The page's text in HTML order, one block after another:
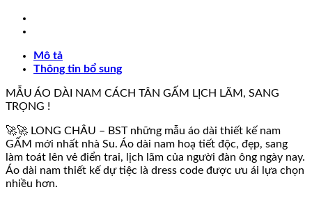
số
lượng
Mô tả
Thông tin bổ sung
MẪU ÁO DÀI NAM CÁCH TÂN GẤM LỊCH LÃM, SANG
TRỌNG !
🚀🚀 LONG CHÂU – BST những mẫu áo dài thiết kế nam
GẤM mới nhất nhà Su. Áo dài nam hoạ tiết độc, đẹp, sang
làm toát lên vẻ điển trai, lịch lãm của người đàn ông ngày nay.
Áo dài nam thiết kế dự tiệc là dress code được ưu ái lựa chọn
nhiều hơn.